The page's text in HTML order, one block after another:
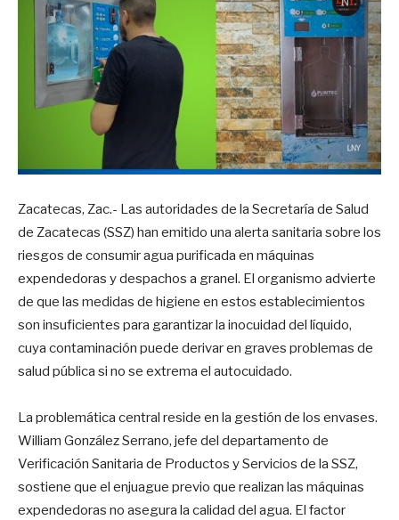
Zacatecas, Zac.- Las autoridades de la Secretaría de Salud
de Zacatecas (SSZ) han emitido una alerta sanitaria sobre los
riesgos de consumir agua purificada en máquinas
expendedoras y despachos a granel. El organismo advierte
de que las medidas de higiene en estos establecimientos
son insuficientes para garantizar la inocuidad del líquido,
cuya contaminación puede derivar en graves problemas de
salud pública si no se extrema el autocuidado.
La problemática central reside en la gestión de los envases.
William González Serrano, jefe del departamento de
Verificación Sanitaria de Productos y Servicios de la SSZ,
sostiene que el enjuague previo que realizan las máquinas
expendedoras no asegura la calidad del agua. El factor